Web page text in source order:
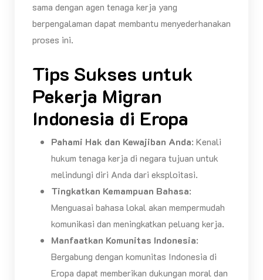
sama dengan agen tenaga kerja yang
berpengalaman dapat membantu menyederhanakan
proses ini.
Tips Sukses untuk
Pekerja Migran
Indonesia di Eropa
Pahami Hak dan Kewajiban Anda: Kenali
hukum tenaga kerja di negara tujuan untuk
melindungi diri Anda dari eksploitasi.
Tingkatkan Kemampuan Bahasa:
Menguasai bahasa lokal akan mempermudah
komunikasi dan meningkatkan peluang kerja.
Manfaatkan Komunitas Indonesia:
Bergabung dengan komunitas Indonesia di
Eropa dapat memberikan dukungan moral dan